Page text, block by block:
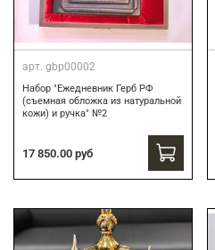
арт. gbp00002
Набор "Ежедневник Герб РФ
(съемная обложка из натуральной
кожи) и ручка" №2
17 850.00 руб